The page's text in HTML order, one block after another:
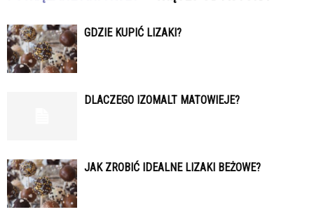
GDZIE KUPIĆ LIZAKI?
DLACZEGO IZOMALT MATOWIEJE?
JAK ZROBIĆ IDEALNE LIZAKI BEŻOWE?